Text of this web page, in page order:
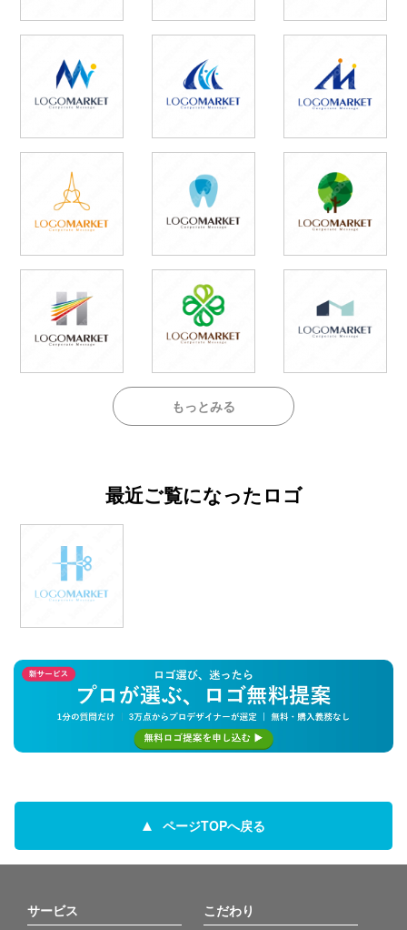
もっとみる
最近ご覧になったロゴ
ページTOPへ戻る
サービス こだわり